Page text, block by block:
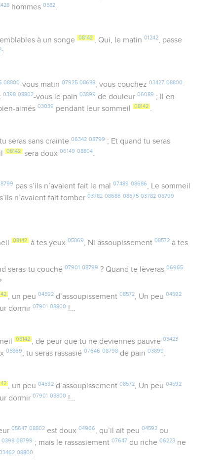
hommes0582.
à un songe 08142 , Qui, le matin 01242, passe
:
08800-vous matin 07925 08688, vous couchez 03427 08800-
0398 08802-vous le pain03899 de douleur06089 ; Il en
aimés03039 pendant leur sommeil 08142 .
seras sans crainte 06342 08799 ; Et quand tu seras
08142 sera doux06149 08804
pas s’ils n’avaient fait le mal 07489 08686, Le sommeil
s’ils n’avaient fait tomber03782 08686 08675 03782 08799
08142 à tes yeux 05869 , Ni assoupissement 08572à tes
seras-tu couché 07901 08799 ? Quand te lèveras 06965
, un peu 04592d’assoupissement 08572, Un peu 04592
dormir07901 08800 !…
08142 , de peur que tu ne deviennes pauvre 03423
05869 , tu seras rassasié07646 08798 de pain03899
, un peu 04592d’assoupissement 08572, Un peu 04592
dormir07901 08800 !…
05647 08802est doux 04966 , qu’il ait peu 04592ou
0398 08799 ; mais le rassasiement07647 du riche06223 ne
08800